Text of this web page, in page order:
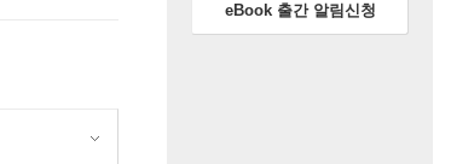
eBook 출간 알림신청